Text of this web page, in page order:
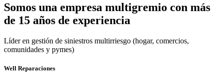
Somos una empresa multigremio con más
de 15 años de experiencia
Líder en gestión de siniestros multirriesgo (hogar, comercios,
comunidades y pymes)
Well Reparaciones